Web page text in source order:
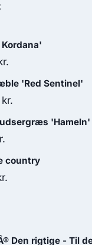
'Red Sentinel'
kr.
'Hameln'
country
Den rigtige - Til